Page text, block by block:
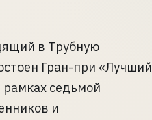
в Трубную
Гран-при «Лучший
рамках седьмой
и